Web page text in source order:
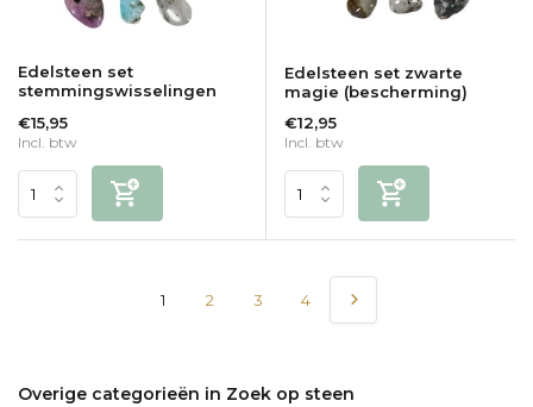
Edelsteen set
stemmingswisselingen
€15,95
Incl. btw
Edelsteen set zwarte
magie (bescherming)
€12,95
Incl. btw
1 2 3 4
Overige categorieën in Zoek op steen